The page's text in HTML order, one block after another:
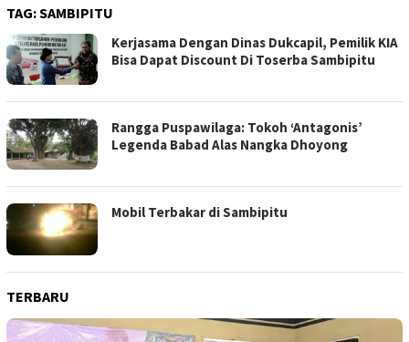
TAG:SAMBIPITU
Kerjasama Dengan Dinas Dukcapil, Pemilik KIA
Bisa Dapat Discount Di Toserba Sambipitu
Rangga Puspawilaga: Tokoh ‘Antagonis’
Legenda Babad Alas Nangka Dhoyong
Mobil Terbakar di Sambipitu
TERBARU